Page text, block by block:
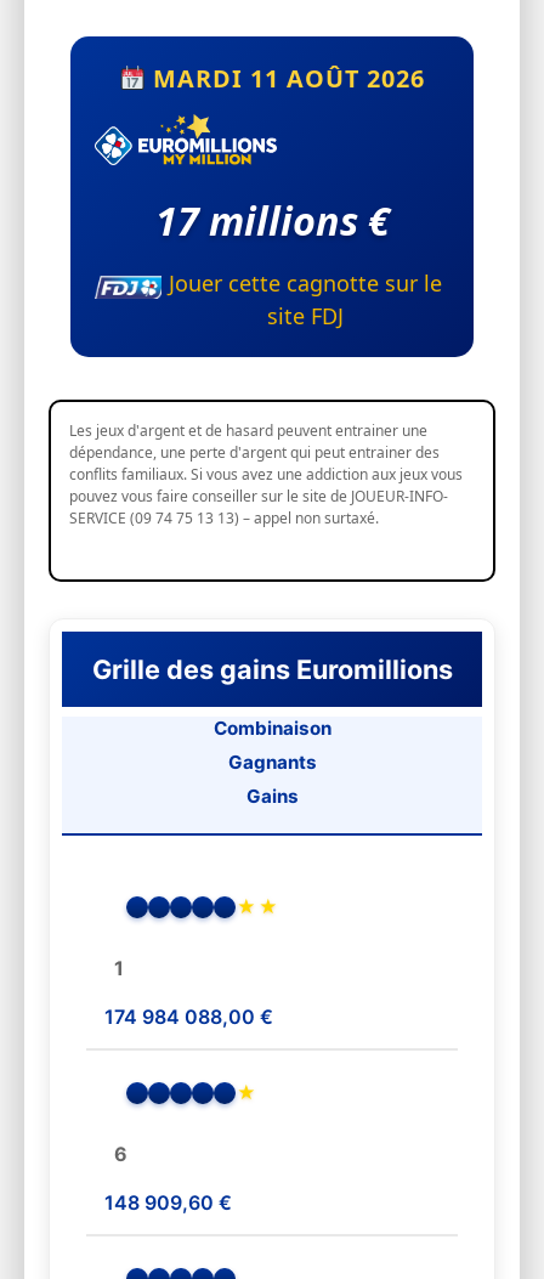
MARDI 11 AOÛT 2026
17 millions €
Jouer cette cagnotte sur le
site FDJ
Les jeux d'argent et de hasard peuvent entrainer une
dépendance, une perte d'argent qui peut entrainer des
conflits familiaux. Si vous avez une addiction aux jeux vous
pouvez vous faire conseiller sur le site de JOUEUR-INFO-
SERVICE (09 74 75 13 13) – appel non surtaxé.
Grille des gains Euromillions
Combinaison
Gagnants
Gains
★ ★
1
174 984 088,00 €
★
6
148 909,60 €